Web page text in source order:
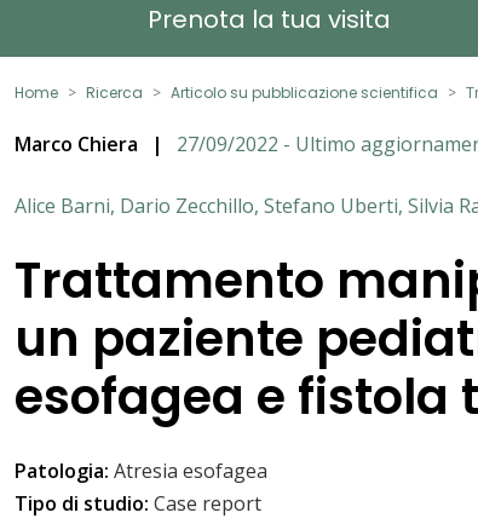
Prenota la tua visita
Home Ricerca Articolo su pubblicazione scientifica
Marco Chiera | 27/09/2022 - Ultimo
Alice Barni, Dario Zecchillo, Stefano Uberti, Silvia
Trattamento
un paziente
esofagea e
Patologia: Atresia esofagea
Tipo di studio: Case report